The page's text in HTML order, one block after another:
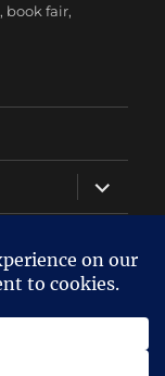
, book fair,
expand
child
menu